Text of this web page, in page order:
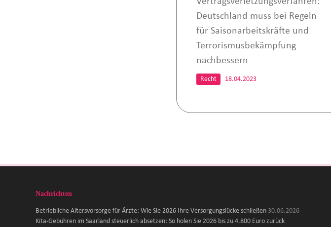
Deutschland muss bei Regeln
für Saisonarbeitskräfte und
Terrorismusbekämpfung
nachbessern
Recht 18.04.2023
Nachrichten
Betriebliche Altersvorsorge für Ärzte: Wie Sie 2026 Ihre Versorgungslücke schließen 30.06.2026
Kita-Gebühren im Saarland steuerlich absetzen: So holen Sie 2026 bis zu 4.800 Euro zurück